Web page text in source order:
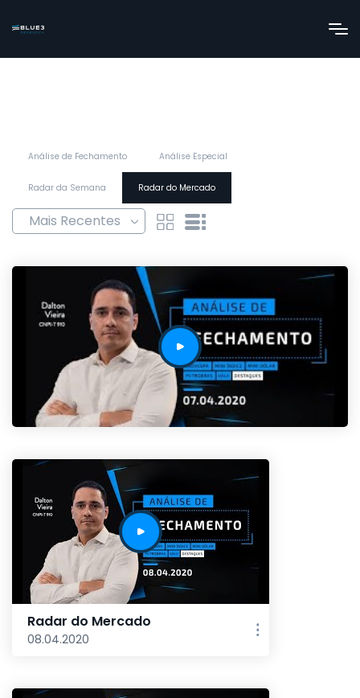
Análise de Fechamento Análise Especial
Radar da Semana Radar do Mercado
Radar do Mercado
08.04.2020